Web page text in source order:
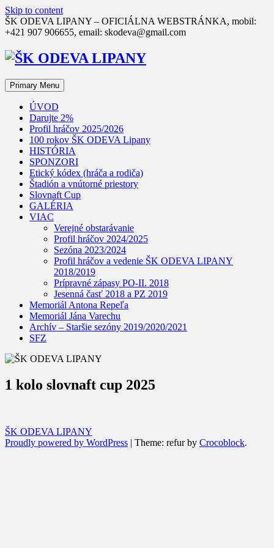
Skip to content
ŠK ODEVA LIPANY – OFICIÁLNA WEBSTRÁNKA, mobil:
+421 907 906655, email: skodeva@gmail.com
Primary Menu
ÚVOD
Darujte 2%
Profil hráčov 2025/2026
100 rokov ŠK ODEVA Lipany
HISTÓRIA
SPONZORI
Etický kódex (hráča a rodiča)
Štadión a vnútorné priestory
Slovnaft Cup
GALÉRIA
VIAC
Verejné obstarávanie
Profil hráčov 2024/2025
Sezóna 2023/2024
Profil hráčov a vedenie ŠK ODEVA LIPANY
2018/2019
Prípravné zápasy PO-II. 2018
Jesenná časť 2018 a PZ 2019
Memoriál Antona Repeľa
Memoriál Jána Varechu
Archív – Staršie sezóny 2019/2020/2021
SFZ
1 kolo slovnaft cup 2025
ŠK ODEVA LIPANY
Proudly powered by WordPress | Theme: refur by Crocoblock.